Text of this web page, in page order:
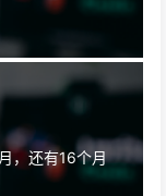
，还有16个月